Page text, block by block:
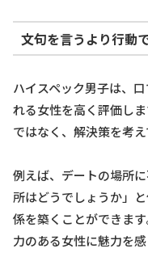
文句を言うより行動
ハイスペック男子は、
れる女性を高く評価し
ではなく、解決策を考
例えば、デートの場所
所はどうでしょうか」
係を築くことができま
力のある女性に魅力を感